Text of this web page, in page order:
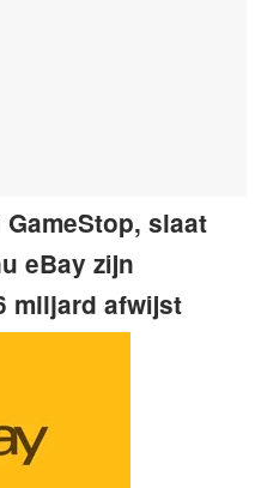
slaat
eBay zijn
miljard afwijst